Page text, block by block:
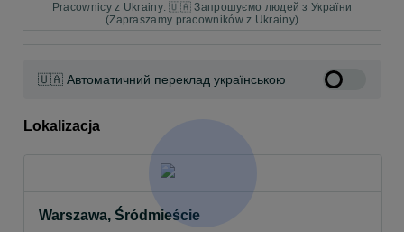
Pracownicy z Ukrainy: 🇺🇦 Запрошуємо людей з України
(Zapraszamy pracowników z Ukrainy)
🇺🇦 Автоматичний переклад українською
Lokalizacja
Warszawa, Śródmieście